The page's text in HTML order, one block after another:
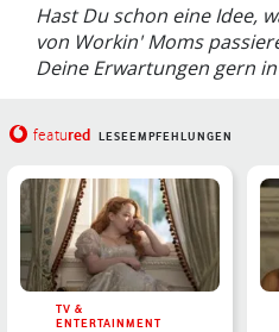
Hast Du schon eine Idee,
von Workin' Moms
Deine Erwartungen gern
featured LESEEMPFEHLUNGEN
TV &
ENTERTAINMENT